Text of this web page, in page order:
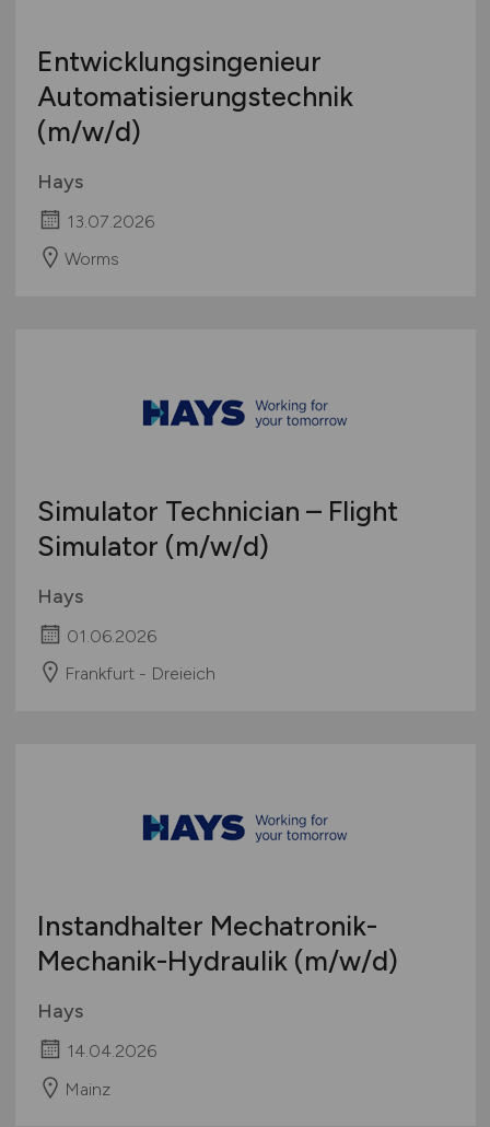
Entwicklungsingenieur
Automatisierungstechnik
(m/w/d)
Hays
13.07.2026
Worms
Simulator Technician – Flight
Simulator (m/w/d)
Hays
01.06.2026
Frankfurt - Dreieich
Instandhalter Mechatronik-
Mechanik-Hydraulik (m/w/d)
Hays
14.04.2026
Mainz